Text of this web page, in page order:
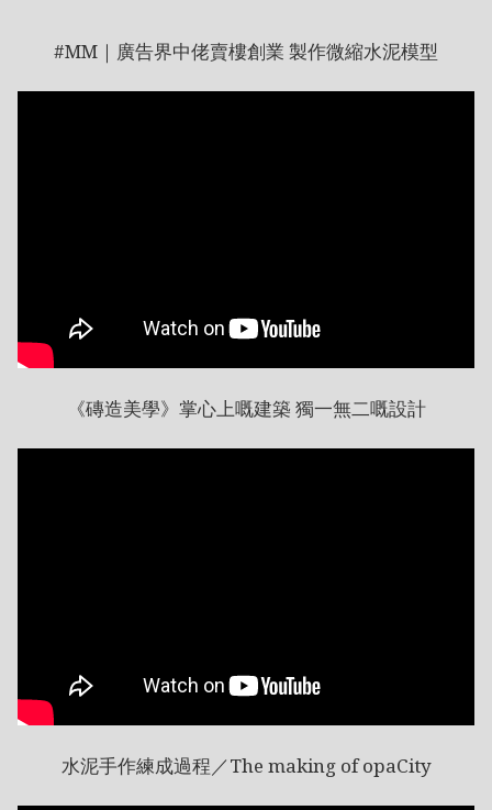
#MM｜廣告界中佬賣樓創業 製作微縮水泥模型
《磚造美學》掌心上嘅建築 獨一無二嘅設計
水泥手作練成過程／The making of opaCity